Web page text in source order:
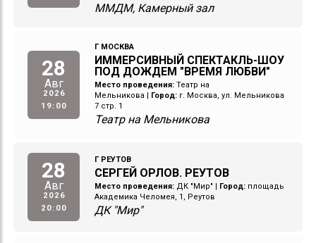
ММДМ, Камерный зал
28
Авг
2026
19:00
Г МОСКВА
ИММЕРСИВНЫЙ СПЕКТАКЛЬ-ШОУ
ПОД ДОЖДЕМ "ВРЕМЯ ЛЮБВИ"
Место проведения: Театр на
Мельникова | Город: г. Москва, ул. Мельникова
7 стр. 1
Театр на Мельникова
28
Авг
2026
20:00
Г РЕУТОВ
СЕРГЕЙ ОРЛОВ. РЕУТОВ
Место проведения: ДК "Мир" Город: площадь
Академика Челомея, 1, Реутов
ДК "Мир"